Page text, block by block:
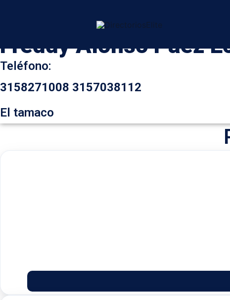
Freddy Alonso Paez
Teléfono:
3158271008 3157038112
El tamaco